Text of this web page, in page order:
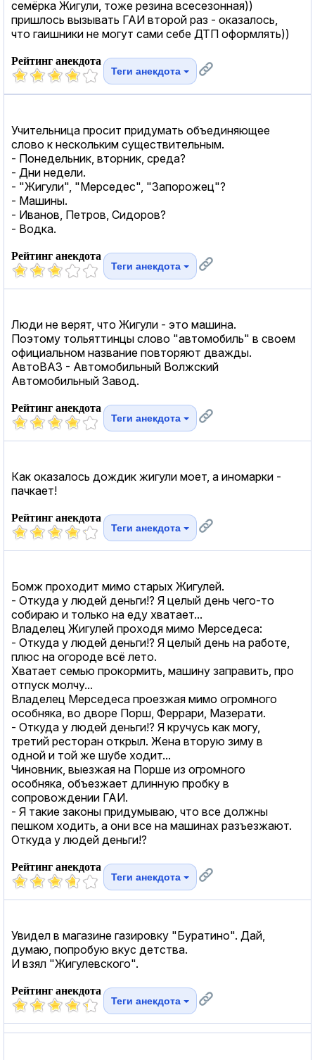
семёрка Жигули, тоже резина всесезонная))
пришлось вызывать ГАИ второй раз - оказалось,
что гаишники не могут сами себе ДТП оформлять))
Рейтинг анекдота
Теги анекдота
Учительница просит придумать объединяющее
слово к нескольким существительным.
- Понедельник, вторник, среда?
- Дни недели.
- "Жигули", "Мерседес", "Запорожец"?
- Машины.
- Иванов, Петров, Сидоров?
- Водка.
Рейтинг анекдота
Теги анекдота
Люди не верят, что Жигули - это машина.
Поэтому тольяттинцы слово "автомобиль" в своем
официальном название повторяют дважды.
АвтоВАЗ - Автомобильный Волжский
Автомобильный Завод.
Рейтинг анекдота
Теги анекдота
Как оказалось дождик жигули моет, а иномарки -
пачкает!
Рейтинг анекдота
Теги анекдота
Бомж проходит мимо старых Жигулей.
- Откуда у людей деньги!? Я целый день чего-то
собираю и только на еду хватает...
Владелец Жигулей проходя мимо Мерседеса:
- Откуда у людей деньги!? Я целый день на работе,
плюс на огороде всё лето.
Хватает семью прокормить, машину заправить, про
отпуск молчу...
Владелец Мерседеса проезжая мимо огромного
особняка, во дворе Порш, Феррари, Мазерати.
- Откуда у людей деньги!? Я кручусь как могу,
третий ресторан открыл. Жена вторую зиму в
одной и той же шубе ходит...
Чиновник, выезжая на Порше из огромного
особняка, объезжает длинную пробку в
сопровождении ГАИ.
- Я такие законы придумываю, что все должны
пешком ходить, а они все на машинах разъезжают.
Откуда у людей деньги!?
Рейтинг анекдота
Теги анекдота
Увидел в магазине газировку "Буратино". Дай,
думаю, попробую вкус детства.
И взял "Жигулевского".
Рейтинг анекдота
Теги анекдота